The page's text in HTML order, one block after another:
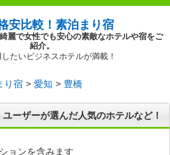
安比較！素泊まり宿
麗で女性でも安心の素敵なホテルや宿をご
紹介。
たいビジネスホテルが満載！
り宿 愛知 豊橋
ーザーが選んだ人気のホテルなど！
ョンを含みます